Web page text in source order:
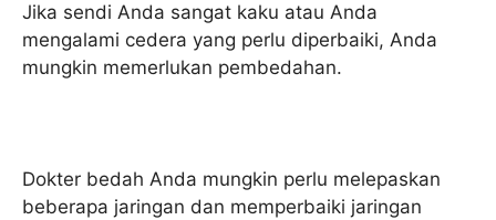
Jika sendi Anda sangat kaku atau Anda
mengalami cedera yang perlu diperbaiki, Anda
mungkin memerlukan pembedahan.
Dokter bedah Anda mungkin perlu melepaskan
beberapa jaringan dan memperbaiki jaringan